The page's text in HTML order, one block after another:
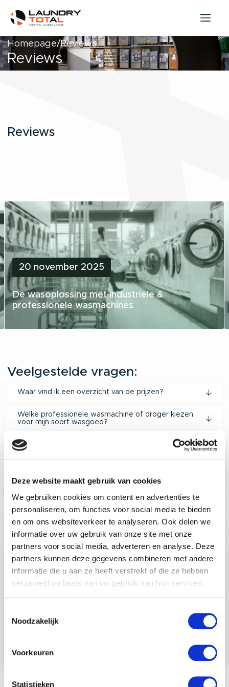
Deze website maakt gebruik van cookies
We gebruiken cookies om content en advertenties te
personaliseren, om functies voor social media te bieden
en om ons websiteverkeer te analyseren. Ook delen we
informatie over uw gebruik van onze site met onze
partners voor social media, adverteren en analyse. Deze
partners kunnen deze gegevens combineren met andere
informatie die u aan ze heeft verstrekt of die ze hebben
verzameld op basis van uw gebruik van hun services.
Noodzakelijk
Voorkeuren
Statistieken
Homepage Reviews
Reviews
Reviews
20 november 2025
De wasoplossing met industriële &
professionele wasmachines
Veelgestelde vragen:
Waar vind ik een overzicht van de prijzen?
Welke professionele wasmachine of droger kiezen
voor mijn soort wasgoed?
Wat kost een wasje draaien?
Kan ik je ergens mee
helpen?
Een bericht van onze klant, dat ze